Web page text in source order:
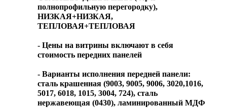
полнопрофильную перегородку),
НИЗКАЯ+НИЗКАЯ,
ТЕПЛОВАЯ+ТЕПЛОВАЯ
- Цены на витрины включают в себя
стоимость передних панелей
- Варианты исполнения передней панели:
сталь крашенная (9003, 9005, 9006, 3020,1016,
5017, 6018, 1015, 3004, 724), сталь
нержавеющая (0430), ламинированный МДФ